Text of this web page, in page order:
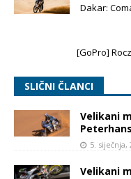
Dakar:
[GoPro]
SLIČNI ČLANCI
Velikani
5. siječnja,
Velikani